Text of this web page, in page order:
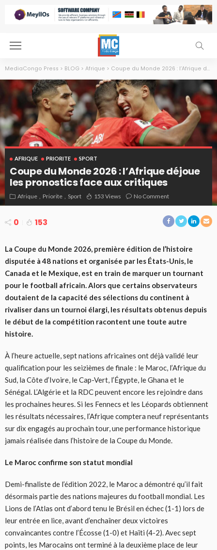
MediaCongo Press > BLOG > Afrique > Coupe du Monde 2026 : l’Afrique déjoue les pronostics face aux critiques
AFRIQUE PRIORITE SPORT
Coupe du Monde 2026 : l’Afrique déjoue
les pronostics face aux critiques
Afrique Priorite Sport 153 Views No Comment
0 153
La Coupe du Monde 2026, première édition de l’histoire
disputée à 48 nations et organisée par les États-Unis, le
Canada et le Mexique, est en train de marquer un tournant
pour le football africain. Alors que certains observateurs
doutaient de la capacité des sélections du continent à
rivaliser dans un tournoi élargi, les résultats obtenus depuis
le début de la compétition racontent une toute autre
histoire.
À l’heure actuelle, sept nations africaines ont déjà validé leur
qualification pour les seizièmes de finale : le Maroc, l’Afrique du
Sud, la Côte d’Ivoire, le Cap-Vert, l’Égypte, le Ghana et le
Sénégal. L’Algérie et la RDC peuvent encore les rejoindre dans
les prochaines heures. Si les Fennecs et les Léopards obtiennent
les résultats nécessaires, l’Afrique comptera neuf représentants
sur dix engagés au prochain tour, une performance historique
jamais réalisée dans l’histoire de la Coupe du Monde.
Le Maroc confirme son statut mondial
Demi-finaliste de l’édition 2022, le Maroc a démontré qu’il fait
désormais partie des nations majeures du football mondial. Les
Lions de l’Atlas ont d’abord tenu le Brésil en échec (1-1) lors de
leur entrée en lice, avant d’enchaîner deux victoires
convaincantes contre l’Écosse (1-0) et Haïti (4-2). Avec sept
points, les Marocains ont terminé à la deuxième place de leur